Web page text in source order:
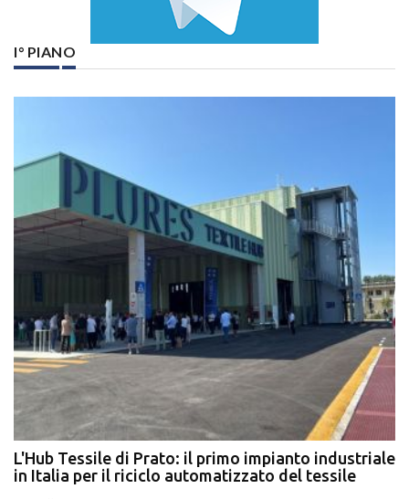
I° PIANO
L'Hub Tessile di Prato: il primo impianto industriale
in Italia per il riciclo automatizzato del tessile